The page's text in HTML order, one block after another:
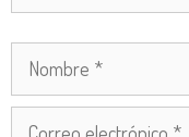
Nombre
Correo